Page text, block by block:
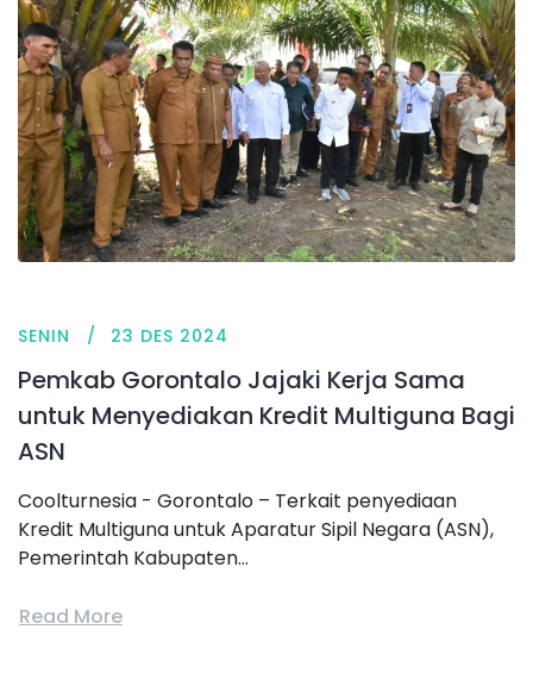
SENIN 23 DES 2024
Pemkab Gorontalo Jajaki Kerja Sama
untuk Menyediakan Kredit Multiguna Bagi
ASN
Coolturnesia - Gorontalo – Terkait penyediaan
Kredit Multiguna untuk Aparatur Sipil Negara (ASN),
Pemerintah Kabupaten...
Read More